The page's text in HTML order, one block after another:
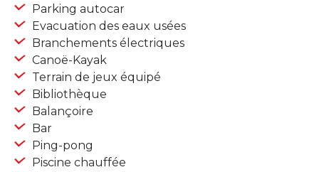
Parking autocar
Evacuation des eaux usées
Branchements électriques
Canoë-Kayak
Terrain de jeux équipé
Bibliothèque
Balançoire
Bar
Ping-pong
Piscine chauffée